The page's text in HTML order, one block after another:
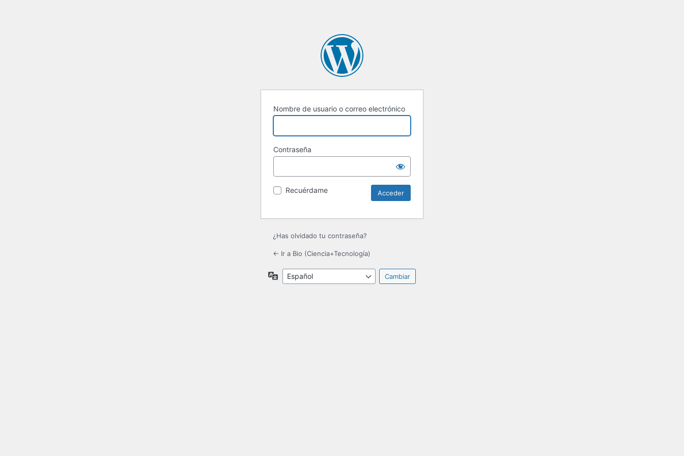
Nombre de usuario o correo electrónico
Contraseña
Recuérdame
¿Has olvidado tu contraseña?
← Ir a Bio (Ciencia+Tecnología)
Idioma